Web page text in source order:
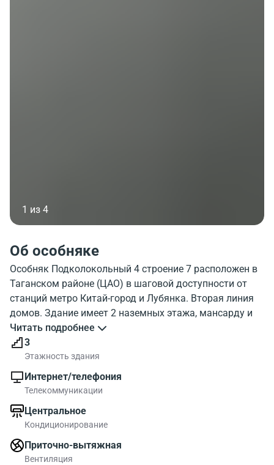
1 из 4
Об особняке
Особняк Подколокольный 4 строение 7 расположен в
Таганском районе (ЦАО) в шаговой доступности от
станций метро Китай-город и Лубянка. Вторая линия
домов. Здание имеет 2 наземных этажа, мансарду и
небольшой подвал. В настоящее время, объект
используется под размещение гостиницы на 17
номеров. Земельный участок по пятну застройки в
собственности. Наземная парковка на 2 м/м с торца
дома.
Читать подробнее
3
Этажность здания
Интернет/телефония
Телекоммуникации
Центральное
Кондиционирование
Приточно-вытяжная
Вентиляция